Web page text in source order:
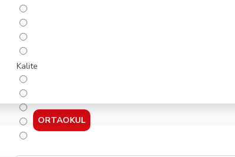
ORTAOKUL
Kalite